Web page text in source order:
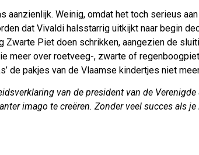
aanzienlijk. Weinig, omdat het toch serieus
dat Vivaldi halsstarrig uitkijkt naar begin
Piet doen schrikken, aangezien de
meer over roetveeg-, zwarte of
de pakjes van de Vlaamse kindertjes niet
van de president van de
imago te creëren. Zonder veel succes als